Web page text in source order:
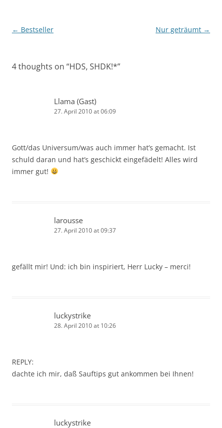
Post
← Bestseller Nur geträumt →
4 thoughts on “HDS, SHDK!*”
Llama (Gast)
27. April 2010 at 06:09
Gott/das Universum/was auch immer hat’s gemacht. Ist
schuld daran und hat’s geschickt eingefädelt! Alles wird
immer gut!
larousse
27. April 2010 at 09:37
gefällt mir! Und: ich bin inspiriert, Herr Lucky – merci!
luckystrike
28. April 2010 at 10:26
REPLY:
dachte ich mir, daß Sauftips gut ankommen bei Ihnen!
luckystrike